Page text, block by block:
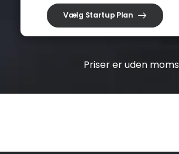
Vælg Startup Plan
Priser er uden moms